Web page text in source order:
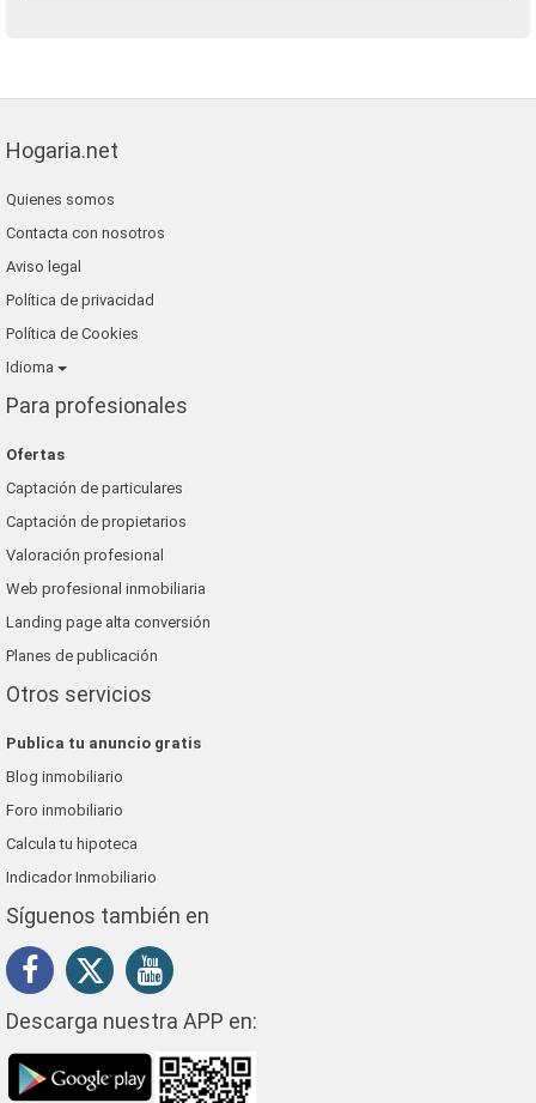
Hogaria.net
Quienes somos
Contacta con nosotros
Aviso legal
Política de privacidad
Política de Cookies
Idioma
Para profesionales
Ofertas
Captación de particulares
Captación de propietarios
Valoración profesional
Web profesional inmobiliaria
Landing page alta conversión
Planes de publicación
Otros servicios
Publica tu anuncio gratis
Blog inmobiliario
Foro inmobiliario
Calcula tu hipoteca
Indicador Inmobiliario
Síguenos también en
Descarga nuestra APP en: